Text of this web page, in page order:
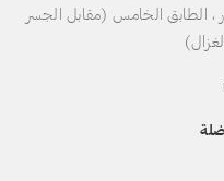
، الطابق الخامس (مقابل الجسر